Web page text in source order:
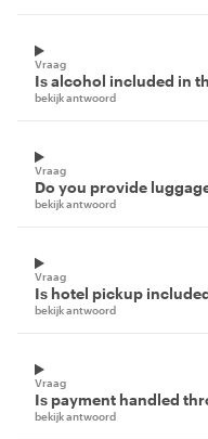
Vraag
Is alcohol included in
bekijk antwoord
Vraag
Do you provide
bekijk antwoord
Vraag
Is hotel pickup
bekijk antwoord
Vraag
Is payment handled
bekijk antwoord